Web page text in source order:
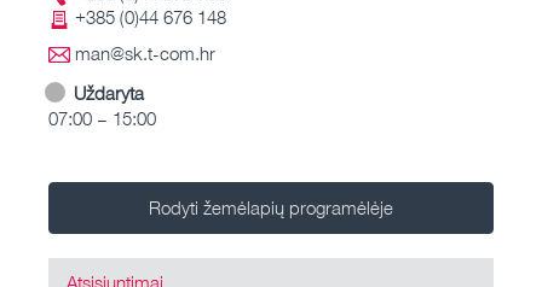
+385 (0)44 676 148
man@sk.t-com.hr
Uždaryta
07:00 – 15:00
Rodyti žemėlapių programėlėje
Atsisiuntimai